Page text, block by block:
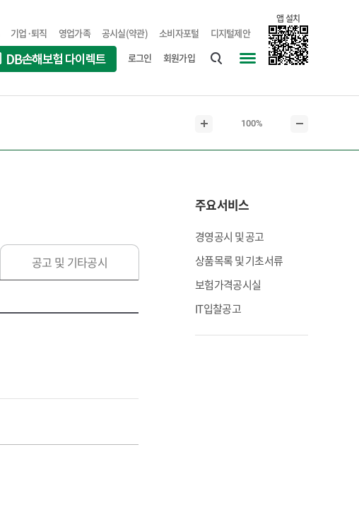
기업·퇴직 영업가족 공시실(약관) 소비자포털 디지털제안
앱 설치
로그인
회원가입
맵
본
문
현
기
100%
문
공고 및 기타공시
주요서비스
경영공시 및 공고
상품목록 및 기초서류
보험가격공시실
IT입찰공고